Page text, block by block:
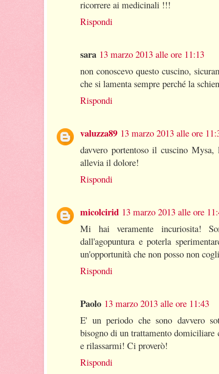
ricorrere ai medicinali !!!
Rispondi
sara 13 marzo 2013 alle ore 11:13
non conoscevo questo cuscino,
che si lamenta sempre perché la
Rispondi
valuzza89 13 marzo 2013 alle ore
davvero portentoso il cuscino
allevia il dolore!
Rispondi
micolcirid 13 marzo 2013 alle ore
Mi hai veramente incuriosita!
dall'agopuntura e poterla
un'opportunità che non posso non
Rispondi
Paolo 13 marzo 2013 alle ore 11:43
E' un periodo che sono davvero
bisogno di un trattamento
e rilassarmi! Ci proverò!
Rispondi